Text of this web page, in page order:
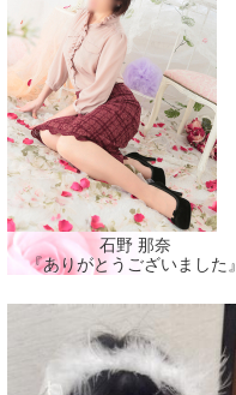
石野 那奈
『ありがとうございました』